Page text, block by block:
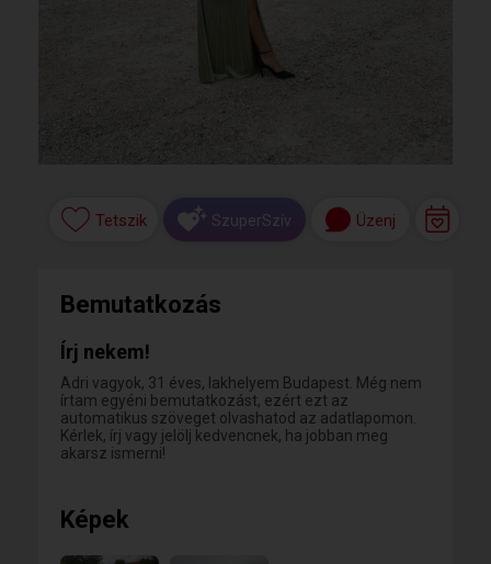
Tetszik SzuperSzív Üzenj
Bemutatkozás
Írj nekem!
Adri vagyok, 31 éves, lakhelyem Budapest. Még nem
írtam egyéni bemutatkozást, ezért ezt az
automatikus szöveget olvashatod az adatlapomon.
Kérlek, írj vagy jelölj kedvencnek, ha jobban meg
akarsz ismerni!
Képek